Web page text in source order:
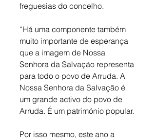
freguesias do concelho.
“Há uma componente também
muito importante de esperança
que a imagem de Nossa
Senhora da Salvação representa
para todo o povo de Arruda. A
Nossa Senhora da Salvação é
um grande activo do povo de
Arruda. É um património popular.
Por isso mesmo, este ano a